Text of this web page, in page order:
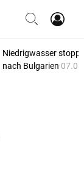
Niedrigwasser
nach Bulgarien